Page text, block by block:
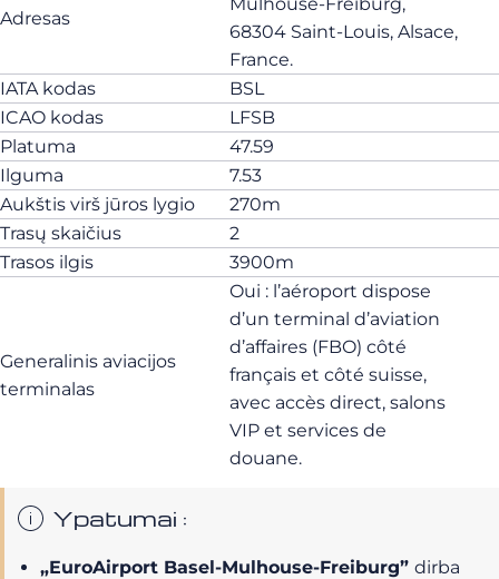
Adresas
68304 Saint-Louis, Alsace,
France.
IATA kodas
BSL
ICAO kodas
LFSB
Platuma
47.59
Ilguma
7.53
Aukštis virš jūros lygio
270m
Trasų skaičius
2
Trasos ilgis
3900m
Generalinis aviacijos
terminalas
Oui : l’aéroport dispose
d’un terminal d’aviation
d’affaires (FBO) côté
français et côté suisse,
avec accès direct, salons
VIP et services de
douane.
Ypatumai :
„EuroAirport Basel-Mulhouse-Freiburg” dirba